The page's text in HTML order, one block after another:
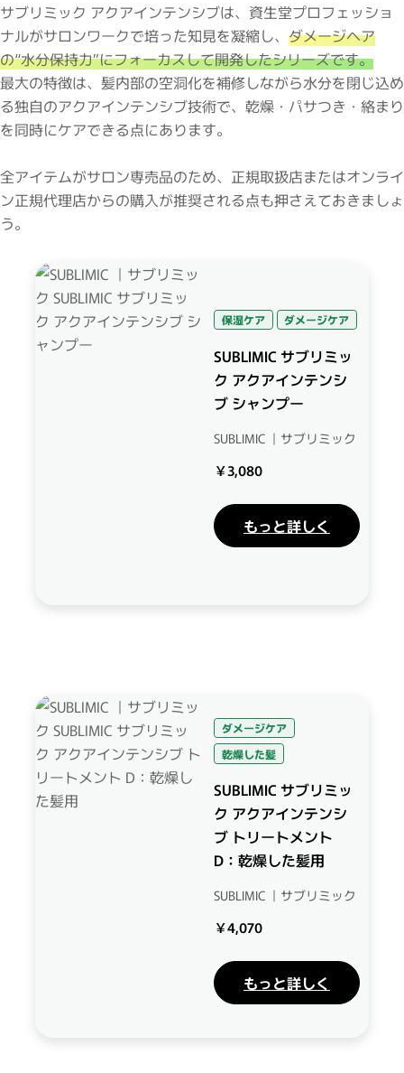
サブリミック アクアインテンシブは、資生堂プロフェッショ
ナルがサロンワークで培った知見を凝縮し、 ダメージヘア
の“水分保持力”にフォーカスして開発したシリーズです。
最大の特徴は、髪内部の空洞化を補修しながら水分を閉じ込め
る独自のアクアインテンシブ技術で、乾燥・パサつき・絡まり
を同時にケアできる点にあります。
全アイテムがサロン専売品のため、正規取扱店またはオンライ
ン正規代理店からの購入が推奨される点も押さえておきましょ
う。
保湿ケア ダメージケア
SUBLIMIC サブリミッ
ク アクアインテンシ
ブ シャンプー
SUBLIMIC ｜サブリミック
￥3,080
もっと詳しく
ダメージケア
乾燥した髪
SUBLIMIC サブリミッ
ク アクアインテンシ
ブ トリートメント
D：乾燥した髪用
SUBLIMIC ｜サブリミック
￥4,070
もっと詳しく